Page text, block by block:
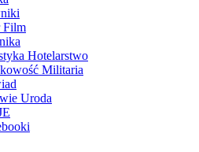
Film
Hotelarstwo
Militaria
Uroda